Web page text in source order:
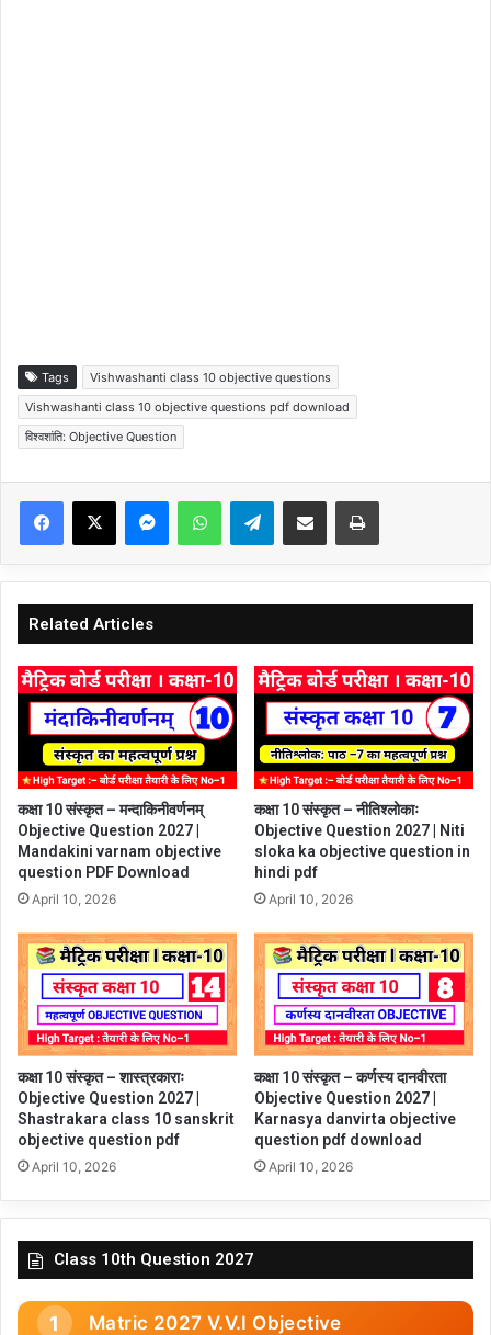
Tags
Vishwashanti class 10 objective questions
Vishwashanti class 10 objective questions pdf download
विश्वशांति: Objective Question
Facebook
X MessengerWhatsAppTelegramShare via Email Print
Related Articles
कक्षा 10 संस्कृत – मन्दाकिनीवर्णनम्
Objective Question 2027 |
Mandakini varnam objective
question PDF Download
April 10, 2026
कक्षा 10 संस्कृत – नीतिश्लोकाः
Objective Question 2027 | Niti
sloka ka objective question in
hindi pdf
April 10, 2026
कक्षा 10 संस्कृत – शास्त्रकाराः
Objective Question 2027 |
Shastrakara class 10 sanskrit
objective question pdf
April 10, 2026
कक्षा 10 संस्कृत – कर्णस्य दानवीरता
Objective Question 2027 |
Karnasya danvirta objective
question pdf download
April 10, 2026
Class 10th Question 2027
Matric 2027 V.V.I Objective